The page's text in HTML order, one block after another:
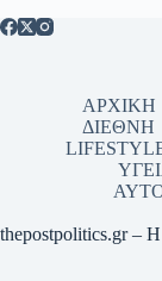
ΑΡΧΙΚΗ
ΔΙΕΘΝΗ
thepostpolitics.gr – Η